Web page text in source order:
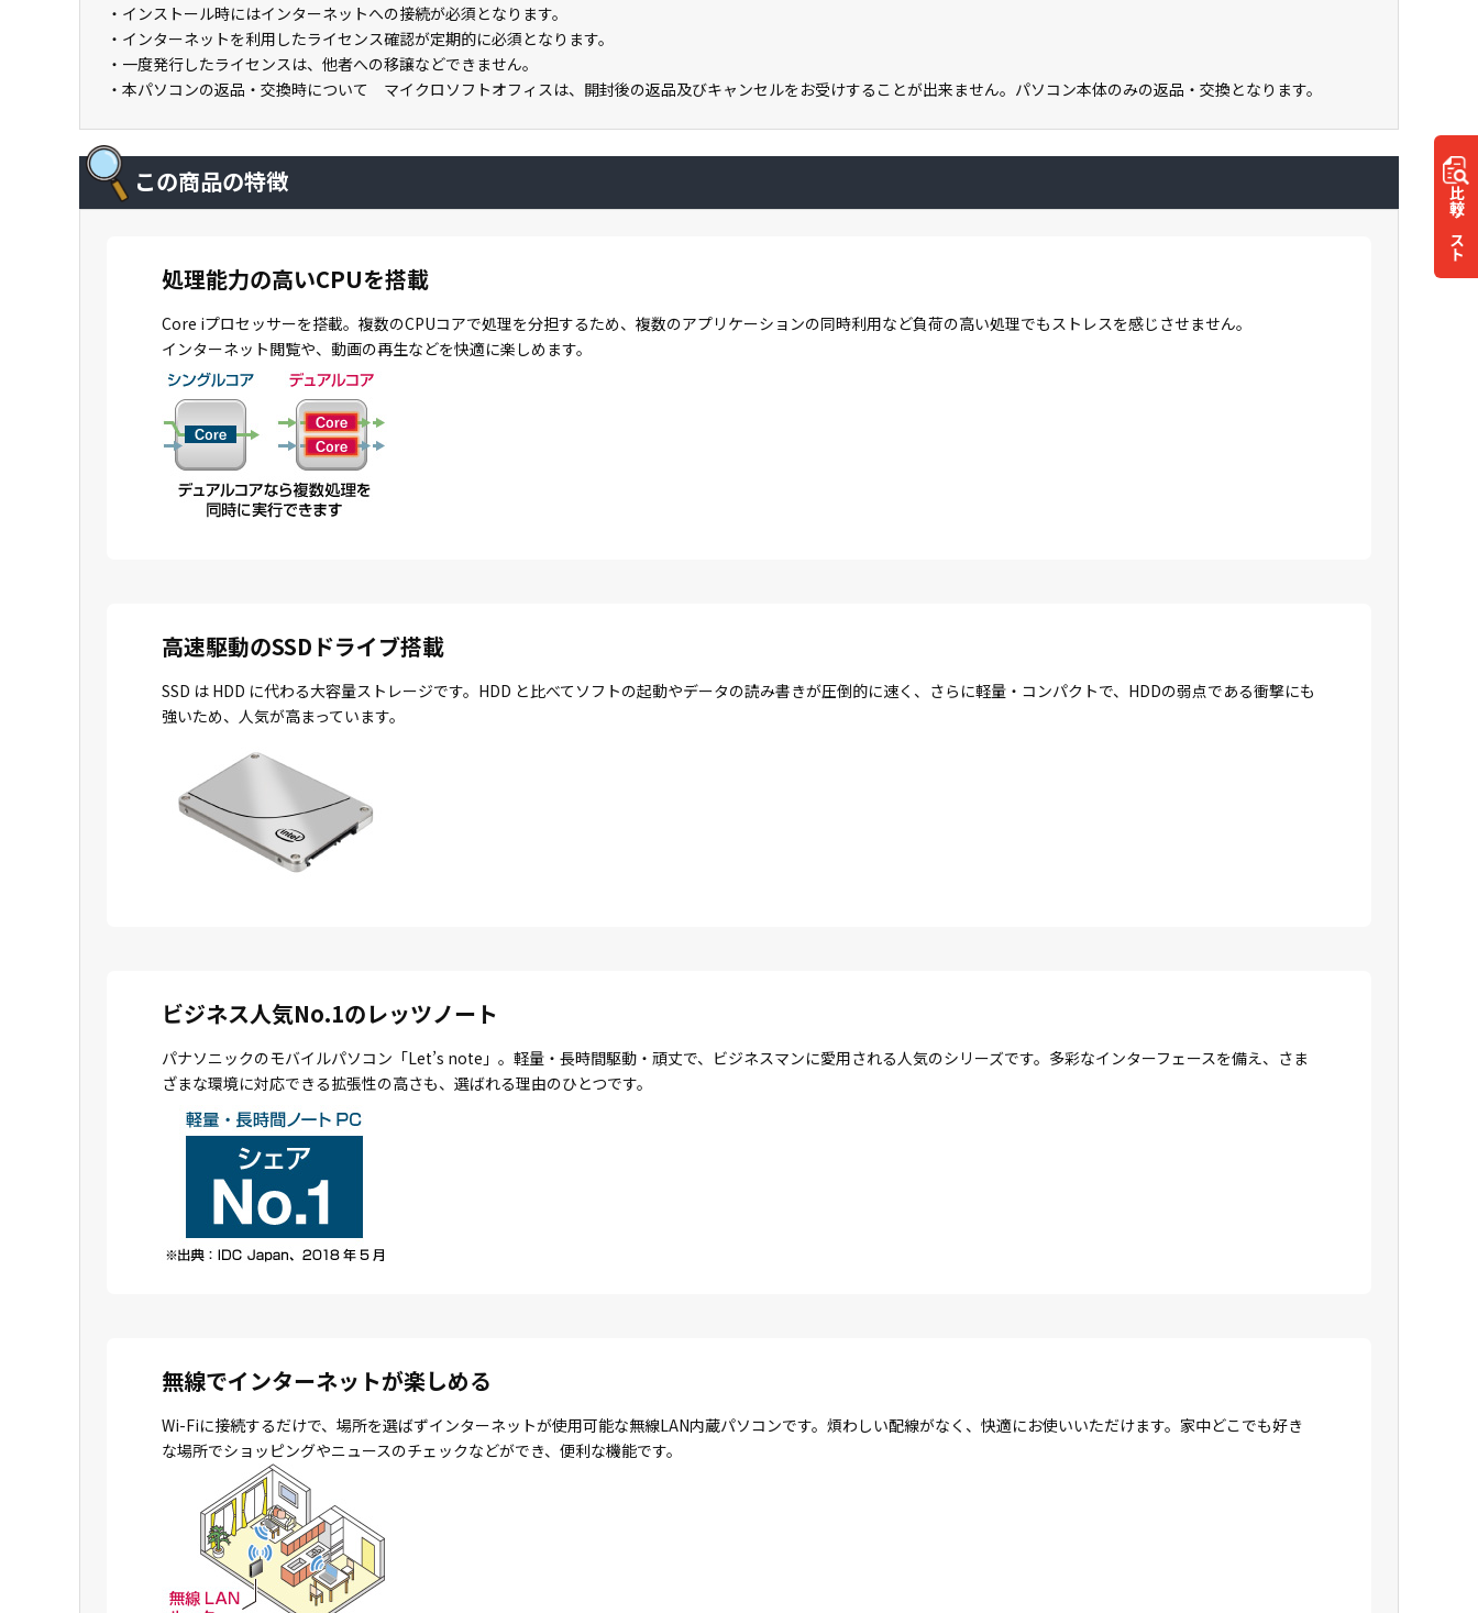
比較
リスト
・インストール時にはインターネットへの接続が必須となります。
・インターネットを利用したライセンス確認が定期的に必須となります。
・一度発行したライセンスは、他者への移譲などできません。
・本パソコンの返品・交換時について マイクロソフトオフィスは、開封後の返品及びキャンセルをお受けすることが出来ません。パソコン本体のみの返品・交換となります。
この商品の特徴
処理能力の高いCPUを搭載
Core iプロセッサーを搭載。複数のCPUコアで処理を分担するため、複数のアプリケーションの同時利用など負荷の高い処理でもストレスを感じさせません。
インターネット閲覧や、動画の再生などを快適に楽しめます。
高速駆動のSSDドライブ搭載
SSD は HDD に代わる大容量ストレージです。HDD と比べてソフトの起動やデータの読み書きが圧倒的に速く、さらに軽量・コンパクトで、HDDの弱点である衝撃にも
強いため、人気が高まっています。
ビジネス人気No.1のレッツノート
パナソニックのモバイルパソコン「Let’s note」。軽量・長時間駆動・頑丈で、ビジネスマンに愛用される人気のシリーズです。多彩なインターフェースを備え、さま
ざまな環境に対応できる拡張性の高さも、選ばれる理由のひとつです。
無線でインターネットが楽しめる
Wi-Fiに接続するだけで、場所を選ばずインターネットが使用可能な無線LAN内蔵パソコンです。煩わしい配線がなく、快適にお使いいただけます。家中どこでも好き
な場所でショッピングやニュースのチェックなどができ、便利な機能です。